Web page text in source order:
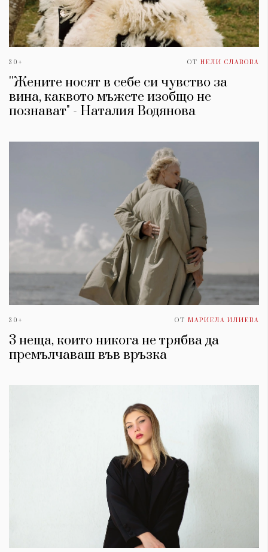
30+ ОТ НЕЛИ СЛАВОВА
''Жените носят в себе си чувство за
вина, каквото мъжете изобщо не
познават" - Наталия Водянова
30+ ОТ МАРИЕЛА ИЛИЕВА
3 неща, които никога не трябва да
премълчаваш във връзка